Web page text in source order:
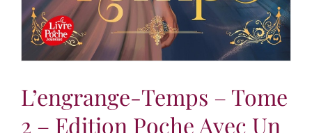
L’engrange-Temps – Tome
2 – Edition Poche Avec Un